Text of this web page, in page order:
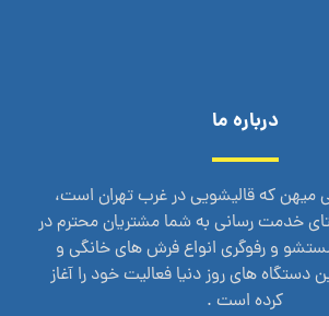
درباره ما
میهن که قالیشویی در غرب تهران است،
راستای خدمت رسانی به شما مشتریان محترم در
و رفوگری انواع فرش های خانگی و
دستگاه های روز دنیا فعالیت خود را آغاز
کرده است .